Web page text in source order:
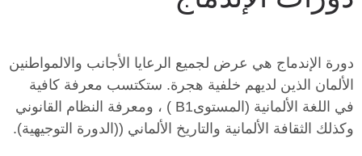
دورة الإندماج هي عرض لجميع الرعايا الأجانب والالمواطنين
الألمان الذين لديهم خلفية هجرة. ستكتسب معرفة كافية
في اللغة الألمانية (المستوىB1 ) ، ومعرفة النظام القانوني
وكذلك الثقافة الألمانية والتاريخ الألماني ((الدورة التوجيهية).